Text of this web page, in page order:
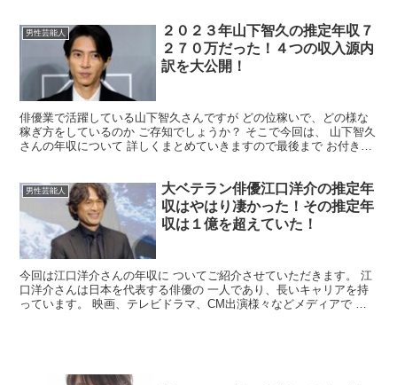
男性芸能人
２０２３年山下智久の推定年収７
２７０万だった！４つの収入源内
訳を大公開！
俳優業で活躍している山下智久さんですが どの位稼いで、どの様な
稼ぎ方をしているのか ご存知でしょうか？ そこで今回は、 山下智久
さんの年収について 詳しくまとめていきますので最後まで お付き合
男性芸能人
大ベテラン俳優江口洋介の推定年
収はやはり凄かった！その推定年
収は１億を超えていた！
今回は江口洋介さんの年収に ついてご紹介させていただきます。 江
口洋介さんは日本を代表する俳優の 一人であり、長いキャリアを持
っています。 映画、テレビドラマ、CM出演様々などメディアで 活